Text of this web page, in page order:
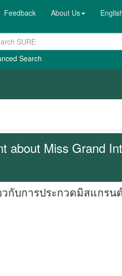
Feedback About Us
Search
about Miss Grand
กับการประกวดมิสแกรน